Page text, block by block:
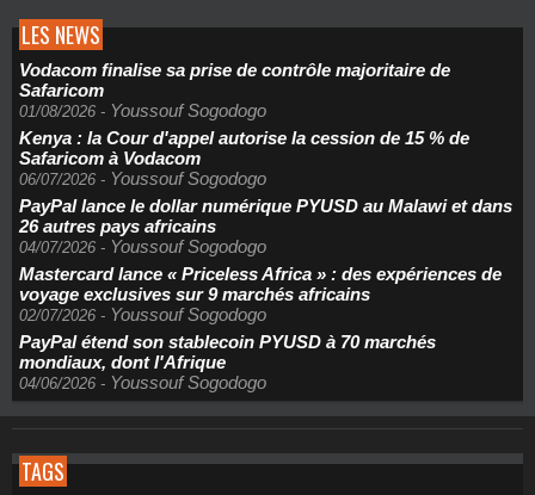
LES NEWS
Vodacom finalise sa prise de contrôle majoritaire de
Safaricom
01/08/2026 - Youssouf Sogodogo
Kenya : la Cour d'appel autorise la cession de 15 % de
Safaricom à Vodacom
06/07/2026 - Youssouf Sogodogo
PayPal lance le dollar numérique PYUSD au Malawi et dans
26 autres pays africains
04/07/2026 - Youssouf Sogodogo
Mastercard lance « Priceless Africa » : des expériences de
voyage exclusives sur 9 marchés africains
02/07/2026 - Youssouf Sogodogo
PayPal étend son stablecoin PYUSD à 70 marchés
mondiaux, dont l'Afrique
04/06/2026 - Youssouf Sogodogo
TAGS